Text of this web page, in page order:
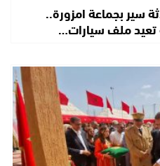
سير بجماعة امزورة..
ملف سيارات…